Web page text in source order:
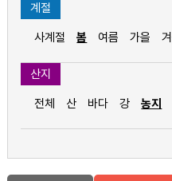
계절
사계절 봄 여름 가을
산지
전체 산 바다 강 농지